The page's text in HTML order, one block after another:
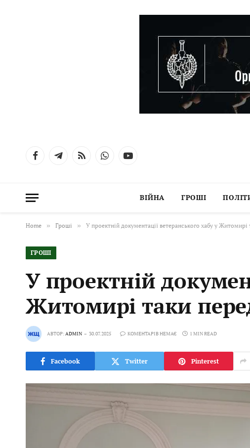
FacebookTelegramRSS WhatsAppYouTube
ВІЙНА ГРОШІ
Home » Гроші » У проектній документації ветеранського хабу у
ГРОШІ
У проектній
Житомирі таки
АВТОР: ADMIN 30.07.2025 КОМЕНТАРІВ НЕМАЄ 1 MIN READ
Facebook Twitter Pinterest